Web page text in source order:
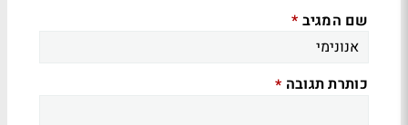
שם המגיב *
כותרת תגובה *